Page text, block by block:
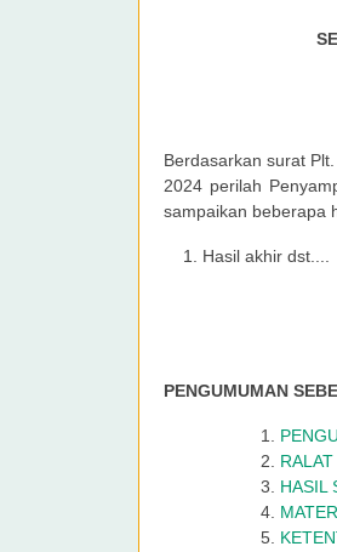
Berdasarkan surat
2024 perilah
sampaikan beberapa
Hasil akhir dst....
PENGUMUMAN
HASIL